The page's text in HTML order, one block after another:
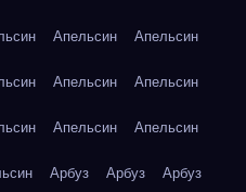
Апельсин Апельсин
Апельсин Апельсин
Апельсин Апельсин
Арбуз Арбуз Арбуз